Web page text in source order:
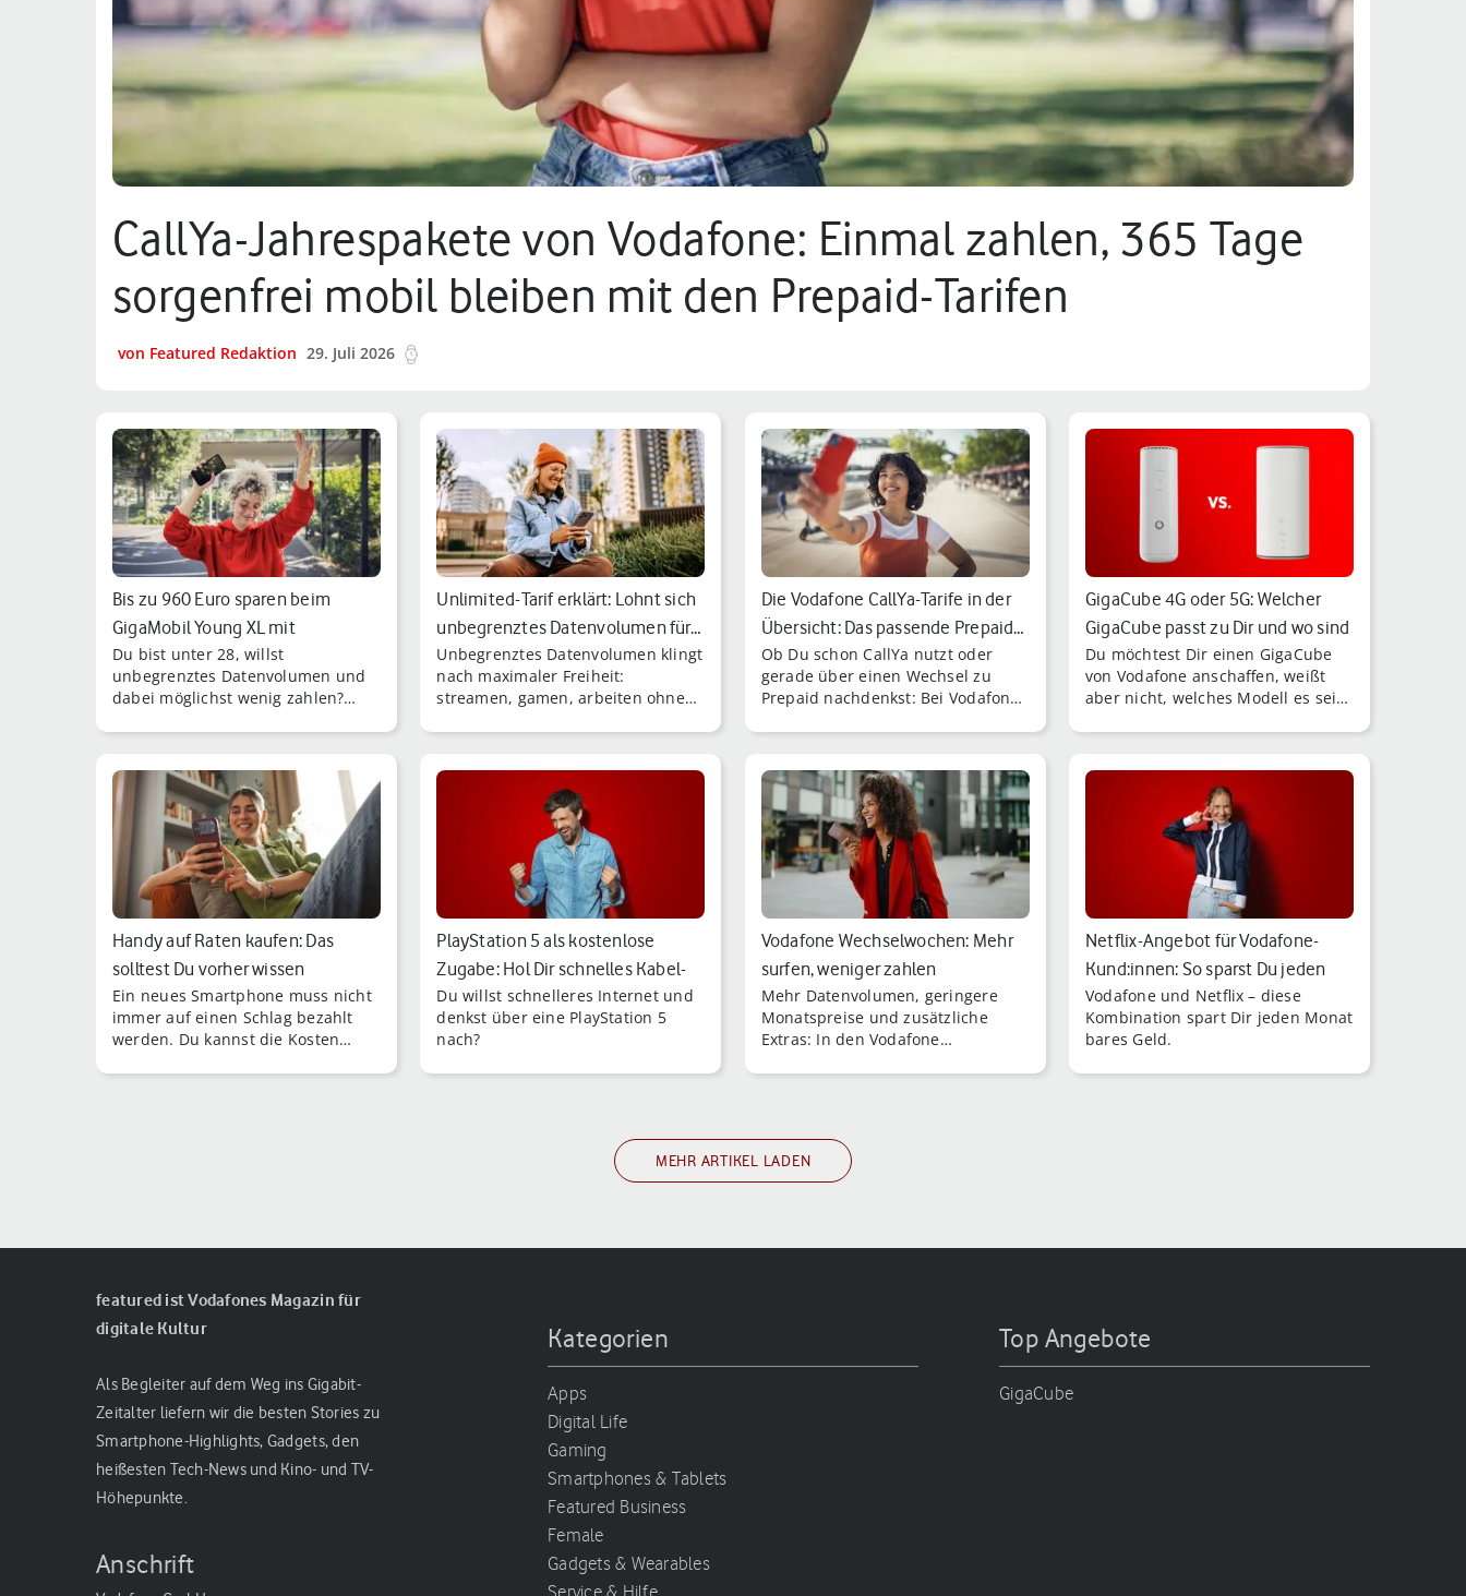
CallYa-Jahrespakete von Vodafone: Einmal zahlen, 365 Tage
sorgenfrei mobil bleiben mit den Prepaid-Tarifen
von Featured Redaktion 29. Juli 2026
Bis zu 960 Euro sparen beim
GigaMobil Young XL mit
unbegrenzten G…
Du bist unter 28, willst
unbegrenztes Datenvolumen und
dabei möglichst wenig zahlen?
Unlimited-Tarif erklärt: Lohnt sich
unbegrenztes Datenvolumen für…
Unbegrenztes Datenvolumen klingt
nach maximaler Freiheit:
streamen, gamen, arbeiten ohne
Die Vodafone CallYa-Tarife in der
Übersicht: Das passende Prepaid…
Ob Du schon CallYa nutzt oder
gerade über einen Wechsel zu
Prepaid nachdenkst: Bei Vodafone
GigaCube 4G oder 5G: Welcher
GigaCube passt zu Dir und wo sind
di…
Du möchtest Dir einen GigaCube
von Vodafone anschaffen, weißt
aber nicht, welches Modell es sein
Handy auf Raten kaufen: Das
solltest Du vorher wissen
Ein neues Smartphone muss nicht
immer auf einen Schlag bezahlt
werden. Du kannst die Kosten
PlayStation 5 als kostenlose
Zugabe: Hol Dir schnelles Kabel-
Inte…
Du willst schnelleres Internet und
denkst über eine PlayStation 5
nach?
Vodafone Wechselwochen: Mehr
surfen, weniger zahlen
Mehr Datenvolumen, geringere
Monatspreise und zusätzliche
Extras: In den Vodafone
Netflix-Angebot für Vodafone-
Kund:innen: So sparst Du jeden
Monat…
Vodafone und Netflix – diese
Kombination spart Dir jeden Monat
bares Geld.
MEHR ARTIKEL LADEN
featured ist Vodafones Magazin für
digitale Kultur
Als Begleiter auf dem Weg ins Gigabit-
Zeitalter liefern wir die besten Stories zu
Smartphone-Highlights, Gadgets, den
heißesten Tech-News und Kino- und TV-
Höhepunkte.
Anschrift
Kategorien
Apps
Digital Life
Gaming
Smartphones & Tablets
Featured Business
Female
Gadgets & Wearables
Top Angebote
GigaCube